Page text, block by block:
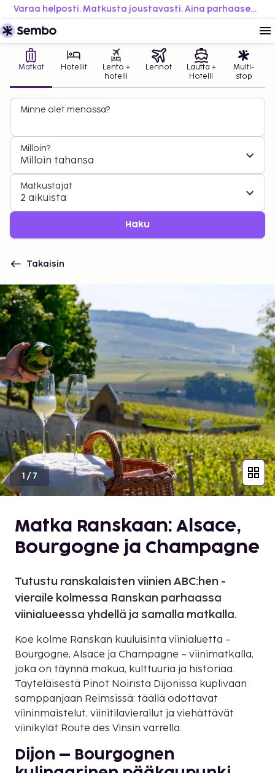
Varaa helposti. Matkusta joustavasti. Aina parhaaseen hintaan.
Matkat Hotellit
Lento +
hotelli
Lennot
Lautta +
Hotelli
Multi-
stop
Minne olet menossa?
Milloin?
Milloin tahansa
Matkustajat
2 aikuista
Haku
Takaisin
1 /7
Matka Ranskaan: Alsace,
Bourgogne ja Champagne
Tutustu ranskalaisten viinien ABC:hen -
vieraile kolmessa Ranskan parhaassa
viinialueessa yhdellä ja samalla matkalla.
Koe kolme Ranskan kuuluisinta viinialuetta –
Bourgogne, Alsace ja Champagne – viinimatkalla,
joka on täynnä makua, kulttuuria ja historiaa.
Täyteläisestä Pinot Noirista Dijonissa kuplivaan
samppanjaan Reimsissä: täällä odottavat
viininmaistelut, viinitilavierailut ja viehättävät
viinikylät Route des Vinsin varrella.
Dijon – Bourgognen